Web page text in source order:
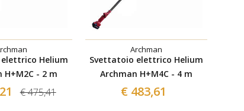
Helium
H+M2C - 2 m
€ 475,41
Archman
Svettatoio elettrico Helium
Archman H+M4C - 4 m
€ 483,61